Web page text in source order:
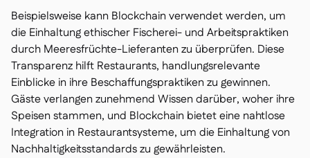
Beispielsweise kann Blockchain verwendet werden, um
die Einhaltung ethischer Fischerei- und Arbeitspraktiken
durch Meeresfrüchte-Lieferanten zu überprüfen. Diese
Transparenz hilft Restaurants, handlungsrelevante
Einblicke in ihre Beschaffungspraktiken zu gewinnen.
Gäste verlangen zunehmend Wissen darüber, woher ihre
Speisen stammen, und Blockchain bietet eine nahtlose
Integration in Restaurantsysteme, um die Einhaltung von
Nachhaltigkeitsstandards zu gewährleisten.